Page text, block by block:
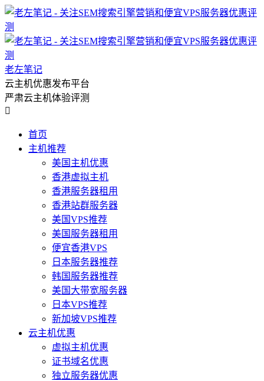
老左笔记
云主机优惠发布平台
严肃云主机体验评测

首页
主机推荐
美国主机优惠
香港虚拟主机
香港服务器租用
香港站群服务器
美国VPS推荐
美国服务器租用
便宜香港VPS
日本服务器推荐
韩国服务器推荐
美国大带宽服务器
日本VPS推荐
新加坡VPS推荐
云主机优惠
虚拟主机优惠
证书域名优惠
独立服务器优惠